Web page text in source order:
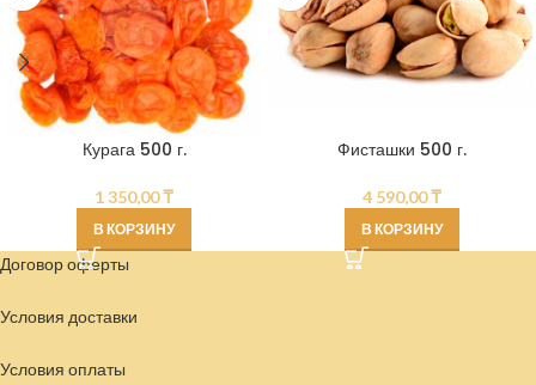
Курага 500 г.
1 350,00₸
В КОРЗИНУ
Фисташки 500 г.
4 590,00₸
В КОРЗИНУ
Договор оферты
Условия доставки
Условия оплаты